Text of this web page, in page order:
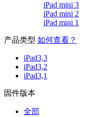
iPad mini 3
iPad mini 2
iPad mini 1
产品类型 如何查看？
iPad3,3
iPad3,2
iPad3,1
固件版本
全部